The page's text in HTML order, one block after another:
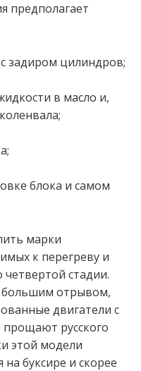
предполагает
задиром цилиндров;
в масло и,
блока и самом
марки
к перегреву и
стадии.
большим отрывом,
двигатели с
русского
этой модели
буксире и скорее